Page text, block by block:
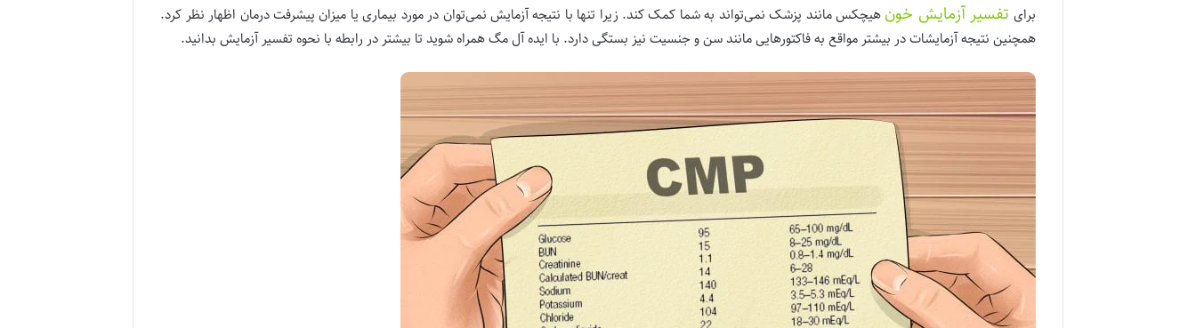
برای تفسیر آزمایش خون هیچکس مانند پزشک نمی‌تواند به شما کمک کند. زیرا تنها با نتیجه آزمایش نمی‌توان در مورد بیماری یا میزان پیشرفت درمان اظهار نظر کرد.
همچنین نتیجه آزمایشات در بیشتر مواقع به فاکتورهایی مانند سن و جنسیت نیز بستگی دارد. با ایده آل مگ همراه شوید تا بیشتر در رابطه با نحوه تفسیر آزمایش بدانید.